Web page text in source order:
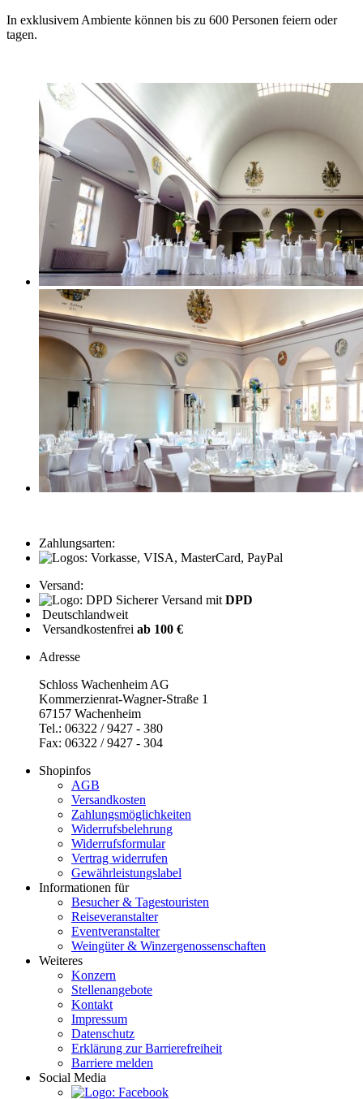
In exklusivem Ambiente können bis zu 600 Personen feiern oder
tagen.
Zahlungsarten:
Versand:
Sicherer Versand mit DPD
Deutschlandweit
Versandkostenfrei ab 100 €
Adresse
Schloss Wachenheim AG
Kommerzienrat-Wagner-Straße 1
67157 Wachenheim
Tel.: 06322 / 9427 - 380
Fax: 06322 / 9427 - 304
Shopinfos
AGB
Versandkosten
Zahlungsmöglichkeiten
Widerrufsbelehrung
Widerrufsformular
Vertrag widerrufen
Gewährleistungslabel
Informationen für
Besucher & Tagestouristen
Reiseveranstalter
Eventveranstalter
Weingüter & Winzergenossenschaften
Weiteres
Konzern
Stellenangebote
Kontakt
Impressum
Datenschutz
Erklärung zur Barrierefreiheit
Barriere melden
Social Media